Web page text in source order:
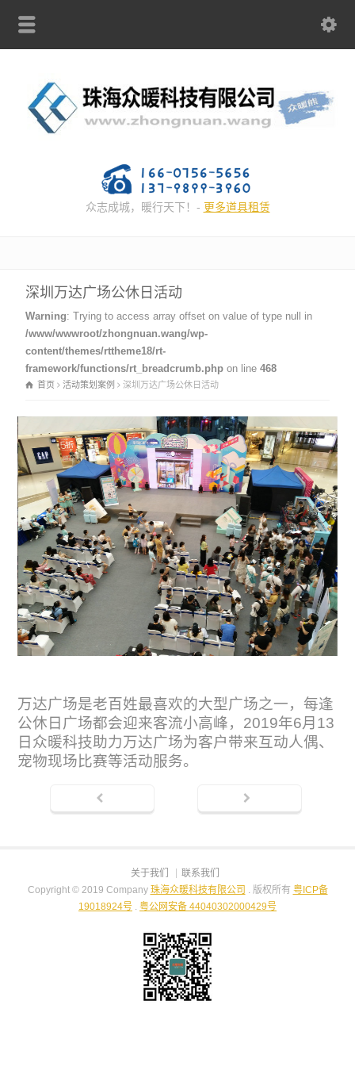
众志成城，暖行天下！- 更多道具租赁
深圳万达广场公休日活动
Warning: Trying to access array offset on value of type null in
/www/wwwroot/zhongnuan.wang/wp-
content/themes/rttheme18/rt-
framework/functions/rt_breadcrumb.php on line468
首页 活动策划案例 深圳万达广场公休日活动
万达广场是老百姓最喜欢的大型广场之一，每逢
公休日广场都会迎来客流小高峰，2019年6月13
日众暖科技助力万达广场为客户带来互动人偶、
宠物现场比赛等活动服务。
关于我们
联系我们
Copyright © 2019 Company 珠海众暖科技有限公司 . 版权所有 粤ICP备
19018924号 . 粤公网安备 44040302000429号